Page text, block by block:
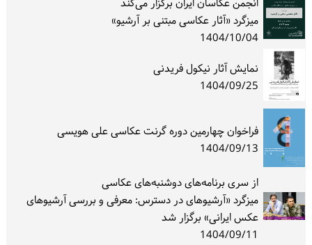
انجمن عکاسان ایران برگزار می‌کند
میزگرد «آثار عکاسی مبتنی بر آرشیو»
1404/10/04
نمایش آثار نیکول فریدنی
1404/09/25
فراخوان چهارمین دوره گرنت عکاسی علی هویسی
1404/09/13
از سری برنامه‌های دوشنبه‌های عکاسی
میزگرد «آرشیوهای در دسترس: معرفی و بررسی آرشیوهای
عکس ایرانی» برگزار شد
1404/09/11